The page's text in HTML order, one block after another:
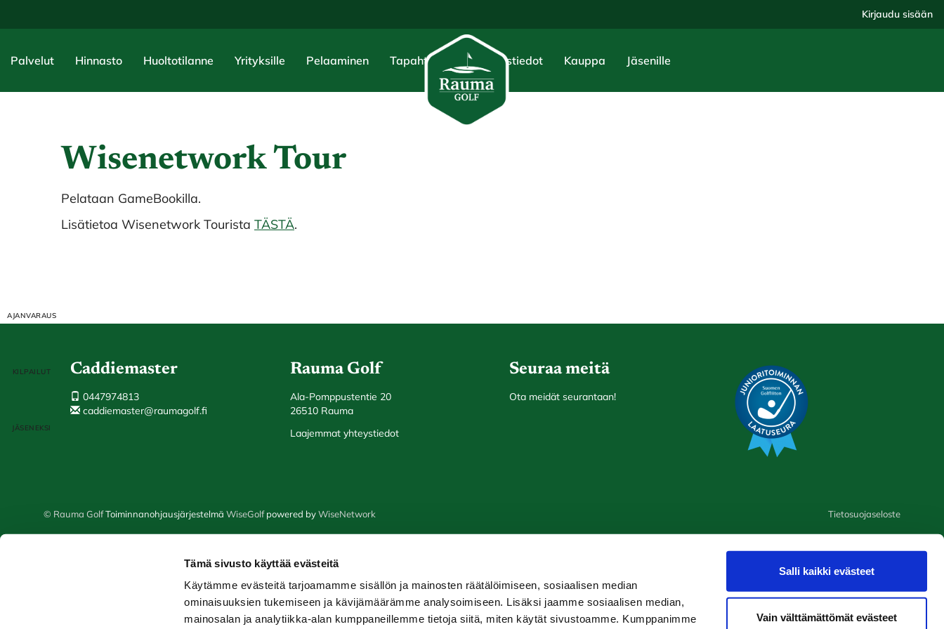
Tämä sivusto käyttää evästeitä
Käytämme evästeitä tarjoamamme sisällön ja mainosten räätälöimiseen, sosiaalisen median
ominaisuuksien tukemiseen ja kävijämäärämme analysoimiseen. Lisäksi jaamme sosiaalisen median,
mainosalan ja analytiikka-alan kumppaneillemme tietoja siitä, miten käytät sivustoamme. Kumppanimme
Salli kaikki evästeet
Vain välttämättömät evästeet
Kirjaudu sisään
Palvelut Hinnasto Huoltotilanne Yrityksille Pelaaminen Tapahtumat Yhteystiedot Kauppa Jäsenille
Wisenetwork Tour
Pelataan GameBookilla.
Lisätietoa Wisenetwork Tourista TÄSTÄ.
Caddiemaster
0447974813
caddiemaster@raumagolf.fi
Rauma Golf
Ala-Pomppustentie 20
26510 Rauma
Laajemmat yhteystiedot
Seuraa meitä
Ota meidät seurantaan!
© Rauma GolfToiminnanohjausjärjestelmä WiseGolfpowered byWiseNetwork Tietosuojaseloste